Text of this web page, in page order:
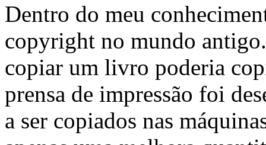
Dentro do meu
copyright no mundo
copiar um livro poderia
prensa de impressão foi
a ser copiados nas